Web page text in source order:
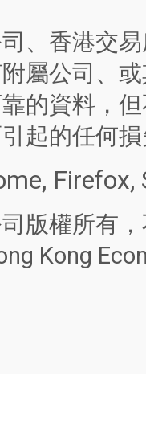
、香港交
屬公司、
的資料，
起的任何
Firefox,
版權所有
Kong